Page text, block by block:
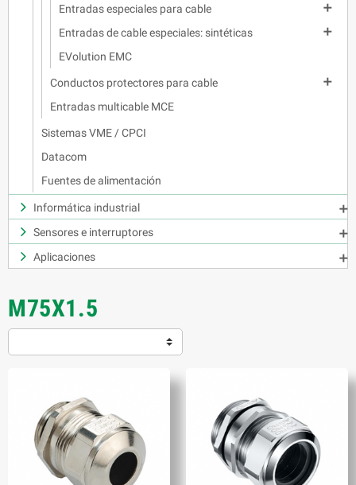
Entradas especiales para cable

Entradas de cable especiales: sintéticas

EVolution EMC
Conductos protectores para cable

Entradas multicable MCE
Sistemas VME / CPCI
Datacom
Fuentes de alimentación
Informática industrial

Sensores e interruptores

Aplicaciones

M75X1.5